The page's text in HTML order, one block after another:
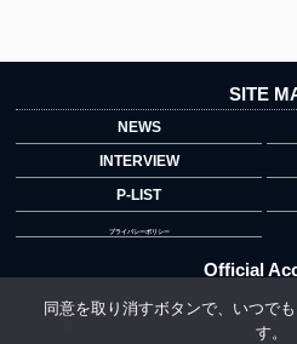
SITE
NEWS
INTERVIEW
P-LIST
プライバシーポリシー
Official
同意を取り消すボタンで、いつで
す。